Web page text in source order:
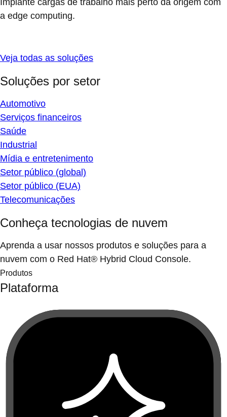
Implante cargas de trabalho mais perto da origem com
a edge computing.
Veja todas as soluções
Soluções por setor
Automotivo
Serviços financeiros
Saúde
Industrial
Mídia e entretenimento
Setor público (global)
Setor público (EUA)
Telecomunicações
Conheça tecnologias de nuvem
Aprenda a usar nossos produtos e soluções para a
nuvem com o Red Hat® Hybrid Cloud Console.
Produtos
Plataforma